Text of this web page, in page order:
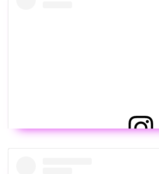
okazję porozmawiać z moim idolem o
języku. Mam nadzieję, że wywiad Wam się
tę możliwość. No i chyba cały czas